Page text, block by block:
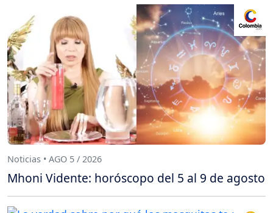
Noticias • AGO 5 / 2026
Mhoni Vidente: horóscopo del 5 al 9 de agosto